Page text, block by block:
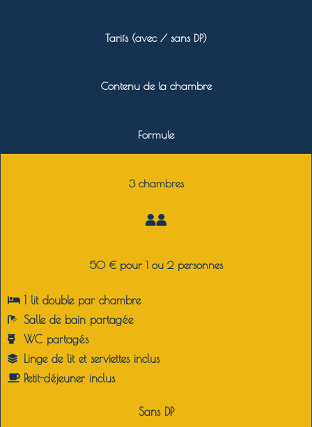
Tarifs (avec / sans DP)
Contenu de la chambre
Formule
3 chambres
50 € pour 1 ou 2 personnes
1 lit double par chambre
Salle de bain partagée
WC partagés
Linge de lit et serviettes inclus
Petit-déjeuner inclus
Sans DP